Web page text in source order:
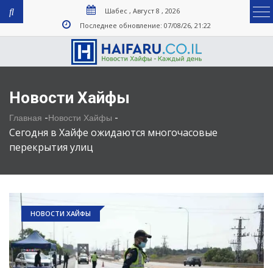
Шабес , Август 8 , 2026
Последнее обновление: 07/08/26, 21:22
Новости Хайфы
Главная -Новости Хайфы -
Сегодня в Хайфе ожидаются многочасовые
перекрытия улиц
НОВОСТИ ХАЙФЫ